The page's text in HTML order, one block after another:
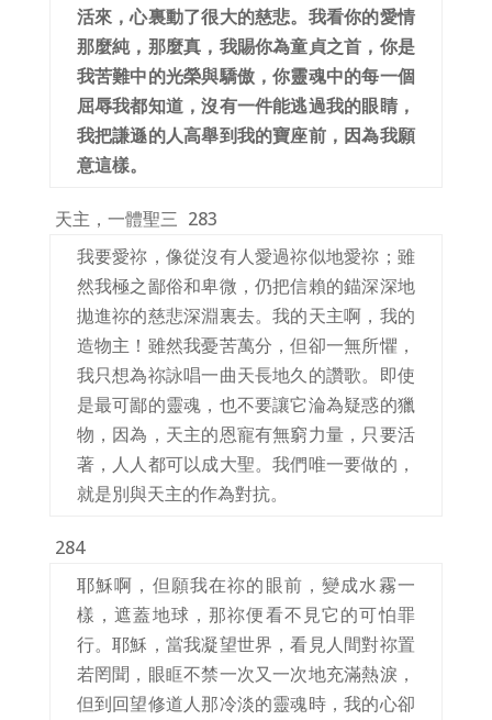
活來，心裏動了很大的慈悲。我看你的愛情
那麼純，那麼真，我賜你為童貞之首，你是
我苦難中的光榮與驕傲，你靈魂中的每一個
屈辱我都知道，沒有一件能逃過我的眼睛，
我把謙遜的人高舉到我的寶座前，因為我願
意這樣。
天主，一體聖三 283
我要愛祢，像從沒有人愛過祢似地愛祢；雖
然我極之鄙俗和卑微，仍把信賴的錨深深地
拋進祢的慈悲深淵裏去。我的天主啊，我的
造物主！雖然我憂苦萬分，但卻一無所懼，
我只想為祢詠唱一曲天長地久的讚歌。即使
是最可鄙的靈魂，也不要讓它淪為疑惑的獵
物，因為，天主的恩寵有無窮力量，只要活
著，人人都可以成大聖。我們唯一要做的，
就是別與天主的作為對抗。
284
耶穌啊，但願我在祢的眼前，變成水霧一
樣，遮蓋地球，那祢便看不見它的可怕罪
行。耶穌，當我凝望世界，看見人間對祢置
若罔聞，眼眶不禁一次又一次地充滿熱淚，
但到回望修道人那冷淡的靈魂時，我的心卻